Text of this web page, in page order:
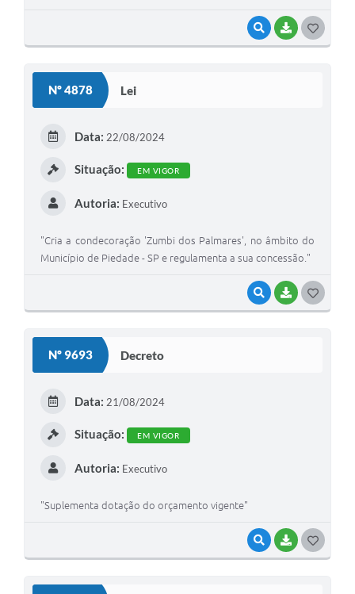
VISUALIZAR
BAIXAR
Nº 4878 Lei
VISUALIZAR
BAIXAR
Data: 22/08/2024
Situação: EM VIGOR
Autoria: Executivo
"Cria a condecoração 'Zumbi dos Palmares', no âmbito do
Município de Piedade - SP e regulamenta a sua concessão."
Nº 9693 Decreto
VISUALIZAR
BAIXAR
Data: 21/08/2024
Situação: EM VIGOR
Autoria: Executivo
"Suplementa dotação do orçamento vigente"